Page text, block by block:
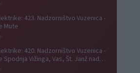
423. Nadzorništvo Vuzenica -
Mute
420. Nadzorništvo Vuzenica -
Spodnja Vižinga, Vas, Št. Janž nad
Suhi Vrh, Dobrava